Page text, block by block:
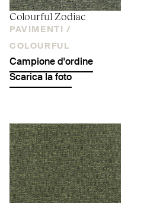
Colourful Zodiac
PAVIMENTI /
COLOURFUL
Campione d'ordine
Scarica la foto